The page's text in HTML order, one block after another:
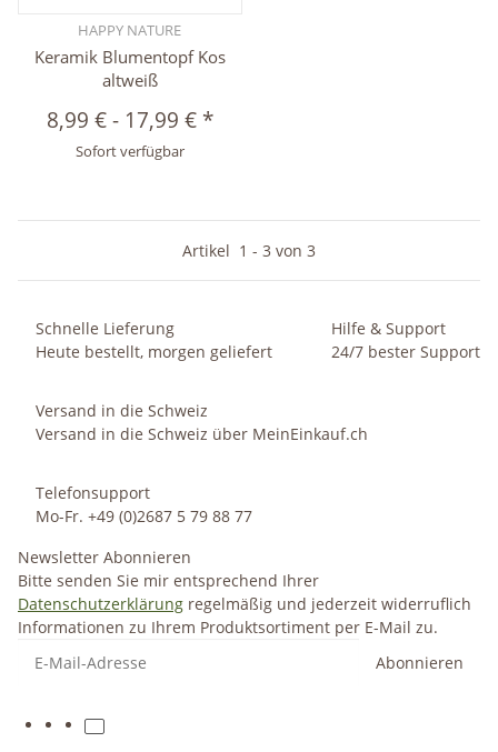
HAPPY NATURE
Keramik Blumentopf Kos
altweiß
8,99 €- 17,99 € *
Sofort verfügbar
Artikel 1 - 3 von 3
Schnelle Lieferung
Heute bestellt, morgen geliefert
Hilfe & Support
24/7 bester Support
Versand in die Schweiz
Versand in die Schweiz über MeinEinkauf.ch
Telefonsupport
Mo-Fr. +49 (0)2687 5 79 88 77
Newsletter Abonnieren
Bitte senden Sie mir entsprechend Ihrer
Datenschutzerklärung regelmäßig und jederzeit widerruflich
Informationen zu Ihrem Produktsortiment per E-Mail zu.
Abonnieren